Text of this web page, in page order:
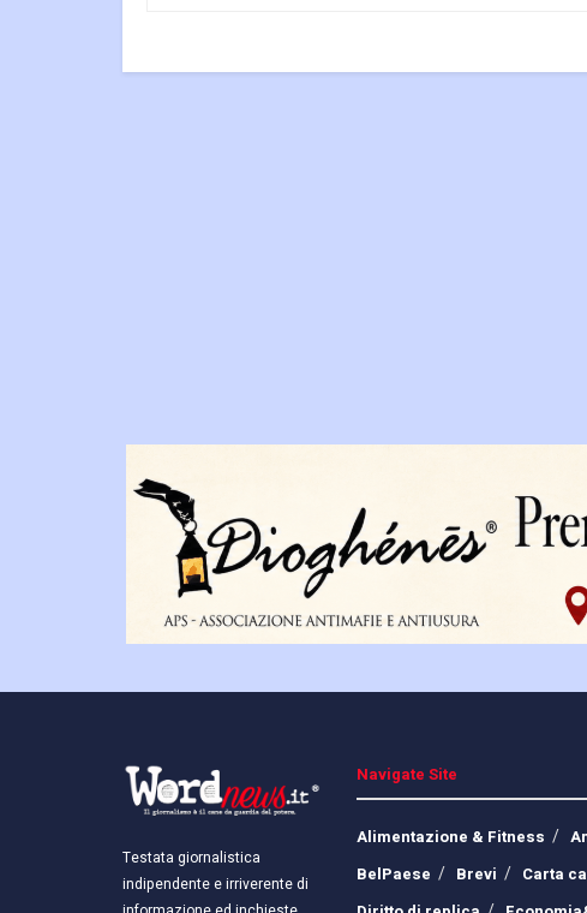
Testata giornalistica
indipendente e irriverente di
Navigate Site
Alimentazione & Fitness
BelPaese
Brevi Carta